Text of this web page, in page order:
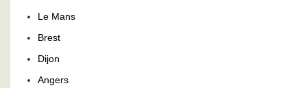
Le Mans
Brest
Dijon
Angers